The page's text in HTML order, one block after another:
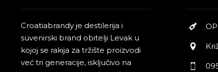
Croatiabrandy je destilerija i
suvenirski brand obitelji Levak u
kojoj se rakija za tržište proizvodi
već tri generacije, isključivo na